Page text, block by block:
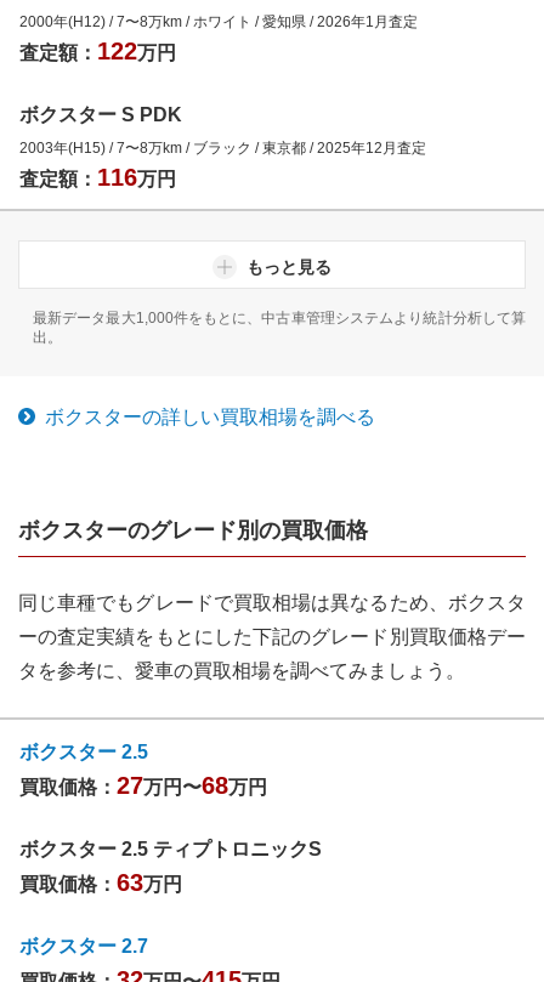
2000年(H12) /7〜8万km / ホワイト /愛知県 /2026年1月査定
査定額： 122万円
ボクスター S PDK
2003年(H15) /7〜8万km / ブラック /東京都 /2025年12月査定
査定額： 116万円
もっと見る
最新データ最大1,000件をもとに、中古車管理システムより統計分析して算
出。
ボクスターの詳しい買取相場を調べる
ボクスターのグレード別の買取価格
同じ車種でもグレードで買取相場は異なるため、 ボクスタ
ーの査定実績をもとにした下記のグレード別買取価格デー
タを参考に、愛車の買取相場を調べてみましょう。
ボクスター 2.5
買取価格： 27万円〜68万円
ボクスター 2.5 ティプトロニックS
買取価格： 63万円
ボクスター 2.7